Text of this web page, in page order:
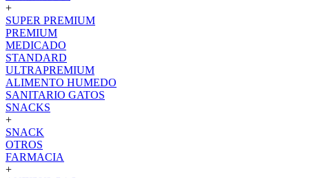
+
SUPER PREMIUM
PREMIUM
MEDICADO
STANDARD
ULTRAPREMIUM
ALIMENTO HUMEDO
SANITARIO GATOS
SNACKS
+
SNACK
OTROS
FARMACIA
+